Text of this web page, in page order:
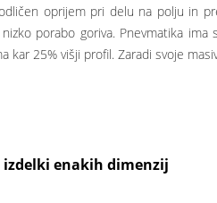
oprijem pri delu na polju in
porabo goriva. Pnevmatika
kar 25% višji profil. Zaradi svoje
izdelki enakih dimenzij